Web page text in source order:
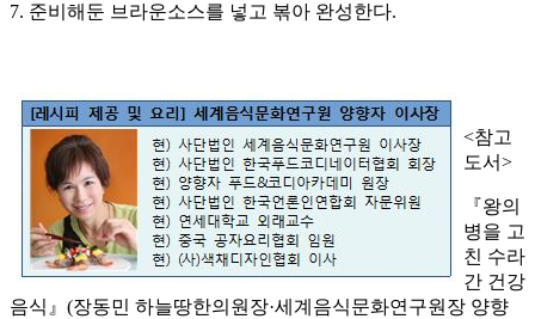
7. 준비해둔 브라운소스를 넣고 볶아 완성한다.
<참고
도서>
『왕의
병을 고
친 수라
간 건강
음식』(장동민 하늘땅한의원장·세계음식문화연구원장 양향